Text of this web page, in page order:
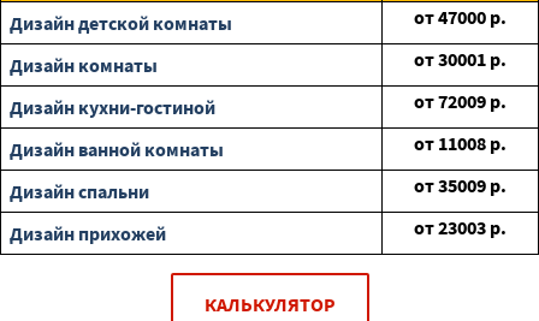
Дизайн детской комнаты
от47000 р.
Дизайн комнаты
от30001 р.
Дизайн кухни-гостиной
от72009 р.
Дизайн ванной комнаты
от 11008 р.
Дизайн спальни
от35009 р.
Дизайн прихожей
от23003 р.
КАЛЬКУЛЯТОР